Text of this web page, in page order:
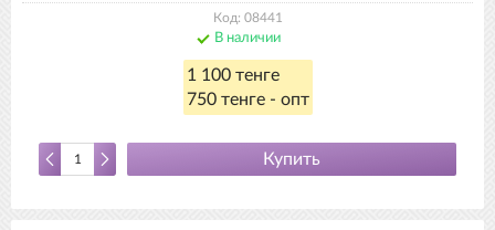
Код: 08441
В наличии
1 100 тенге
750 тенге - опт
Купить